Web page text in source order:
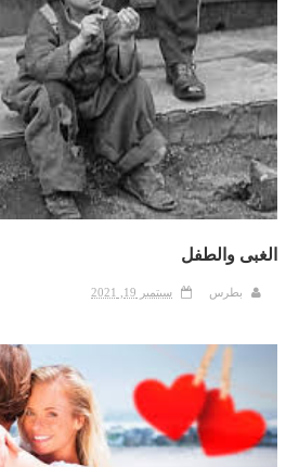
الغبى والطفل
بطرس سبتمبر 19, 2021